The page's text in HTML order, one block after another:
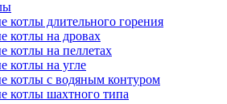
котлы длительного горения
котлы на дровах
котлы на пеллетах
котлы на угле
котлы с водяным контуром
котлы шахтного типа